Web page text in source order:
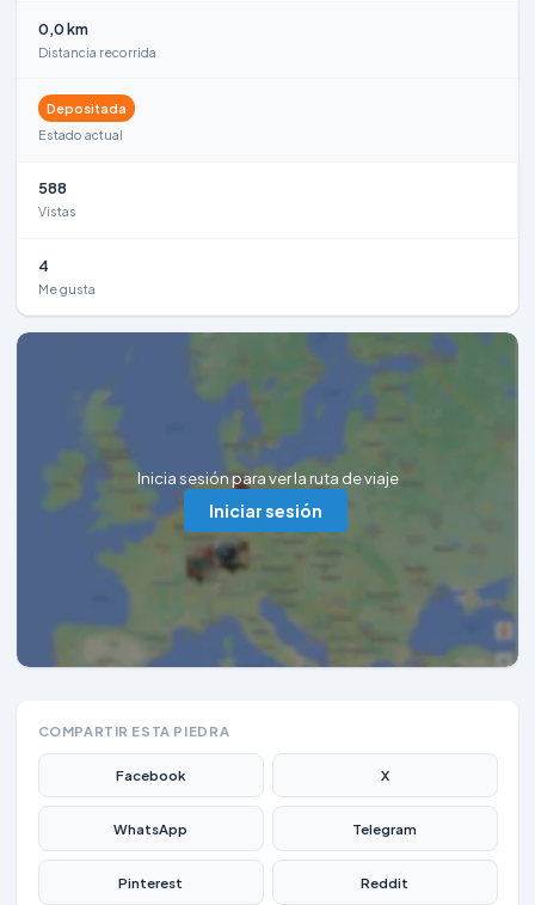
0,0 km
Distancia recorrida
Depositada
Estado actual
588
Vistas
4
Me gusta
Inicia sesión para ver la ruta de viaje
Iniciar sesión
COMPARTIR ESTA PIEDRA
Facebook X
WhatsApp Telegram
Pinterest Reddit